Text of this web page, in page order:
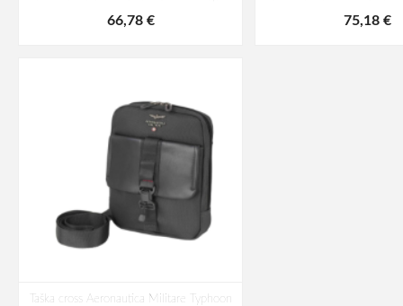
66,78 € 75,18 €
Taška cross Aeronautica Militare Typhoon